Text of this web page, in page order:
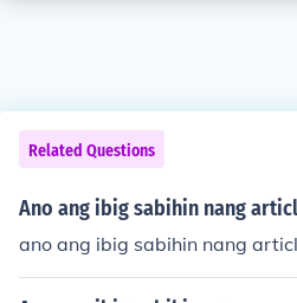
Related Questions
Ano ang ibig sabihin nang
ano ang ibig sabihin nang